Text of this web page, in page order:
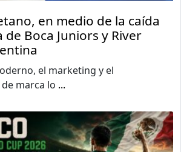
en medio de la caída
de Boca Juniors y River
el marketing y el
marca lo ...